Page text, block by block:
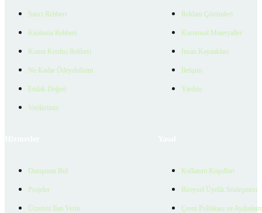
Satıcı Rehberi
Kiralama Rehberi
Konut Kredisi Rehberi
Ne Kadar Ödeyebilirim
Emlak Değeri
Verilerimiz
Reklam Çözümleri
Kurumsal Materyaller
İnsan Kaynakları
İletişim
Yardım
Danışman Bul
Projeler
Ücretsiz İlan Verin
Kullanım Koşulları
Bireysel Üyelik Sözleşmesi
Çerez Politikası ve